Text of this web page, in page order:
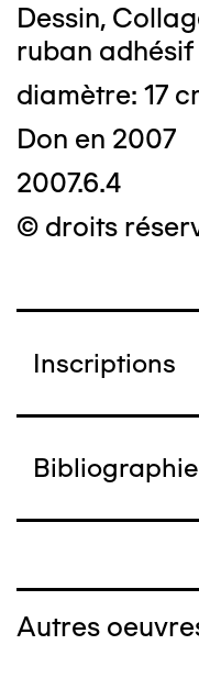
Dessin,
ruban
diamètre: 17
Don en 2007
2007.6.4
© droits
Inscriptions
Bibliographie
Autres